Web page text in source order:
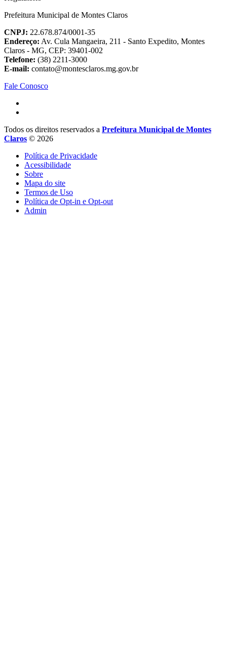
Prefeitura Municipal de Montes Claros
CNPJ: 22.678.874/0001-35
Endereço: Av. Cula Mangaeira, 211 - Santo Expedito, Montes
Claros - MG, CEP: 39401-002
Telefone: (38) 2211-3000
E-mail: contato@montesclaros.mg.gov.br
Fale Conosco
Todos os direitos reservados a Prefeitura Municipal de Montes
Claros © 2026
Política de Privacidade
Acessibilidade
Sobre
Mapa do site
Termos de Uso
Política de Opt-in e Opt-out
Admin